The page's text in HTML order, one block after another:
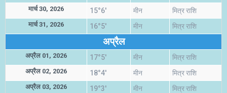
मार्च 30, 2026 15°6' मीन मित्र राशि
मार्च 31, 2026 16°5' मीन मित्र राशि
अप्रैल
अप्रैल 01, 2026 17°5' मीन मित्र राशि
अप्रैल 02, 2026 18°4' मीन मित्र राशि
अप्रैल 03, 2026 19°3' मीन मित्र राशि